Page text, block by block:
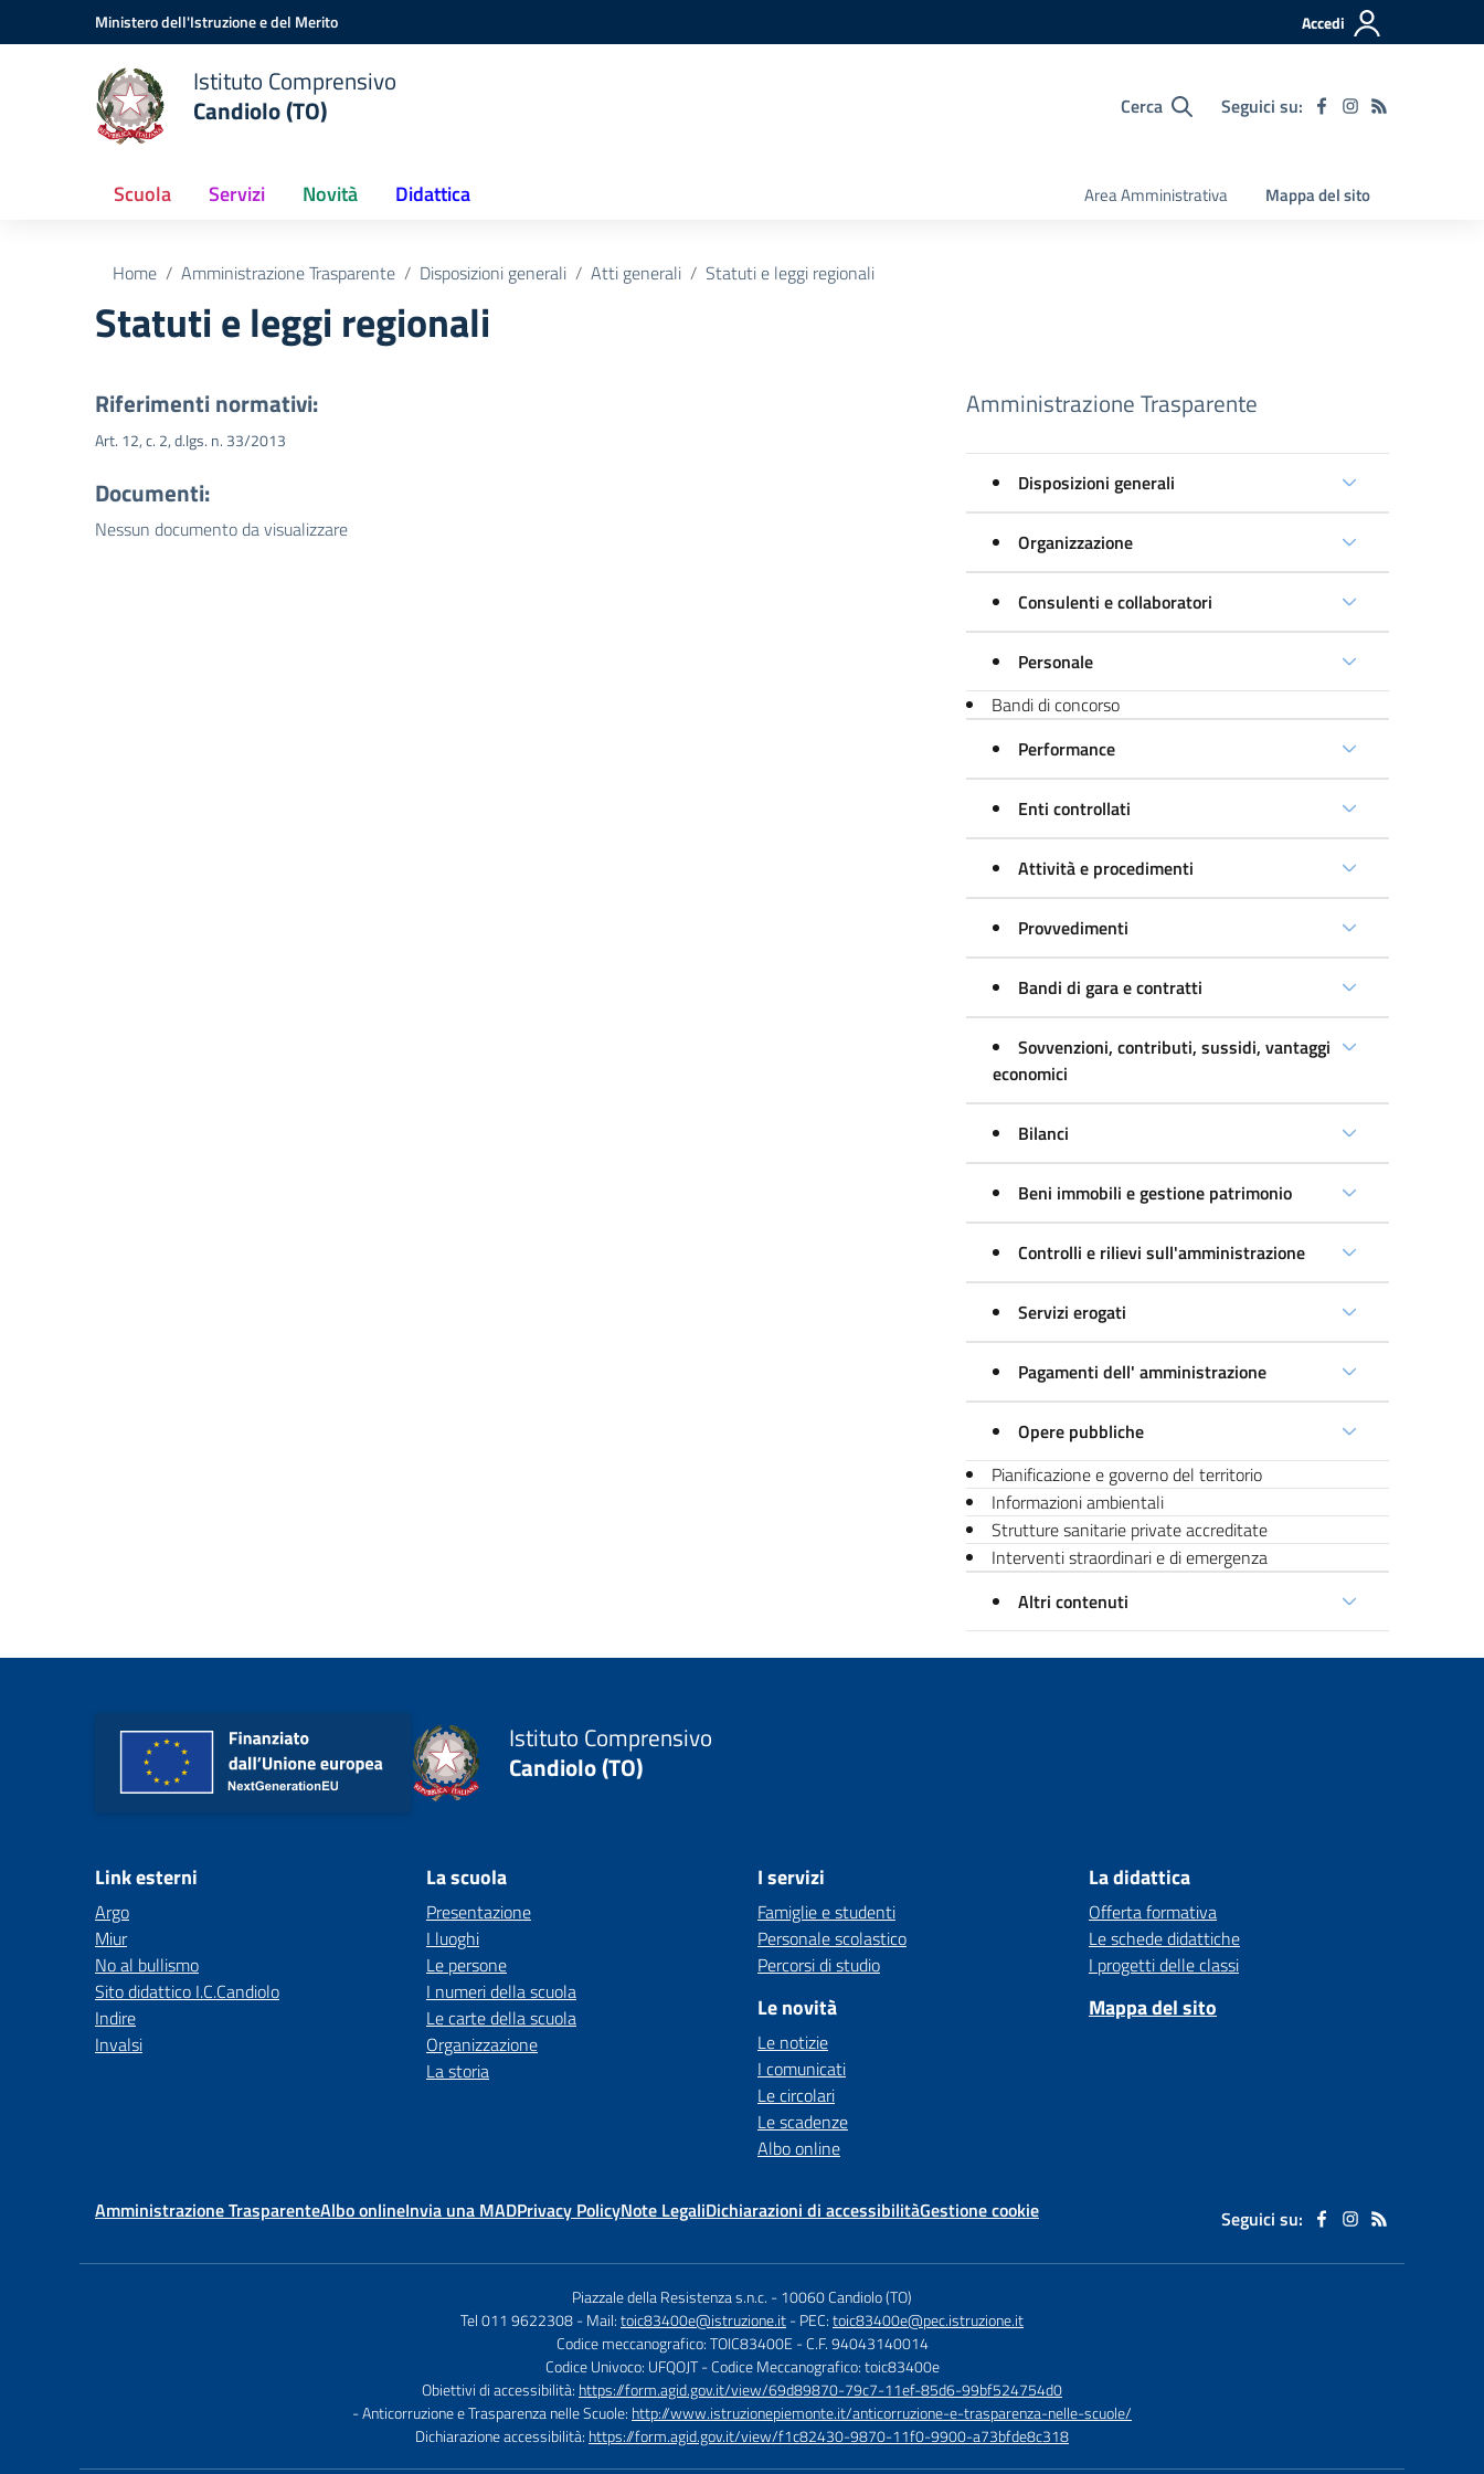
Vai ai contenuti
Vai al menu di navigazioneMinistero dell'Istruzione e del Merito Accedi
Istituto Comprensivo
Candiolo (TO)
Cerca Seguici su:
Scuola Servizi Novità Didattica Area Amministrativa Mappa del sito
Home Amministrazione Trasparente Disposizioni generali Atti generali Statuti e leggi regionali
Statuti e leggi regionali
Riferimenti normativi:
Art. 12, c. 2, d.lgs. n. 33/2013
Documenti:
Nessun documento da visualizzare
Amministrazione Trasparente
Disposizioni generali
Organizzazione
Consulenti e collaboratori
Personale
Bandi di concorso
Performance
Enti controllati
Attività e procedimenti
Provvedimenti
Bandi di gara e contratti
Sovvenzioni, contributi, sussidi, vantaggi
economici
Bilanci
Beni immobili e gestione patrimonio
Controlli e rilievi sull'amministrazione
Servizi erogati
Pagamenti dell' amministrazione
Opere pubbliche
Pianificazione e governo del territorio
Informazioni ambientali
Strutture sanitarie private accreditate
Interventi straordinari e di emergenza
Altri contenuti
Istituto Comprensivo
Candiolo (TO)
Link esterni
Argo
Miur
No al bullismo
Sito didattico I.C.Candiolo
Indire
Invalsi
La scuola
Presentazione
I luoghi
Le persone
I numeri della scuola
Le carte della scuola
Organizzazione
La storia
I servizi
Famiglie e studenti
Personale scolastico
Percorsi di studio
Le novità
Le notizie
I comunicati
Le circolari
Le scadenze
Albo online
La didattica
Offerta formativa
Le schede didattiche
I progetti delle classi
Mappa del sito
Amministrazione TrasparenteAlbo onlineInvia una MADPrivacy PolicyNote LegaliDichiarazioni di accessibilitàGestione cookie Seguici su:
Piazzale della Resistenza s.n.c. -10060 Candiolo (TO)
Tel 011 9622308- Mail:toic83400e@istruzione.it- PEC:toic83400e@pec.istruzione.it
Codice meccanografico: TOIC83400E - C.F. 94043140014
Codice Univoco: UFQOJT - Codice Meccanografico: toic83400e
Obiettivi di accessibilità: https://form.agid.gov.it/view/69d89870-79c7-11ef-85d6-99bf524754d0
- Anticorruzione e Trasparenza nelle Scuole: http://www.istruzionepiemonte.it/anticorruzione-e-trasparenza-nelle-scuole/
Dichiarazione accessibilità: https://form.agid.gov.it/view/f1c82430-9870-11f0-9900-a73bfde8c318